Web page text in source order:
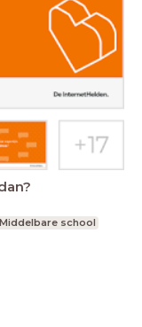
Middelbare school